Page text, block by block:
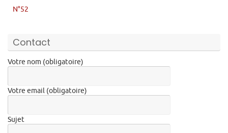
N°52
Contact
Votre nom (obligatoire)
Votre email (obligatoire)
Sujet